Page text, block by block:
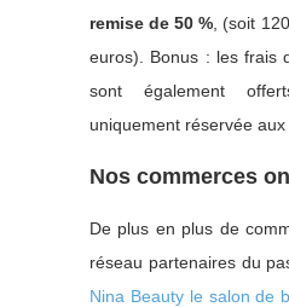
remise de 50 % , (soit
euros). Bonus : les frais
sont également
uniquement réservée
Nos commerces
De plus en plus de
réseau partenaires du
Nina Beauty le salon de